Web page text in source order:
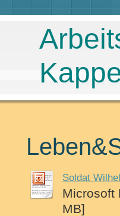
Soldat
Microsoft
MB]